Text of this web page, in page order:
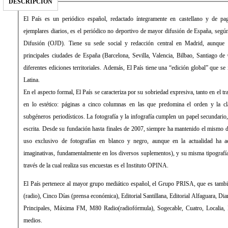
DESCRIPCIÓN
El País es un periódico español, redactado íntegramente en castellano y de
ejemplares diarios, es el periódico no deportivo de mayor difusión de España,
Difusión (OJD). Tiene su sede social y redacción central en Madrid, aunque
principales ciudades de España (Barcelona, Sevilla, Valencia, Bilbao, Santiago de
diferentes ediciones territoriales. Además, El País tiene una “edición global” que
Latina.
En el aspecto formal, El País se caracteriza por su sobriedad expresiva, tanto en el
en lo estético: páginas a cinco columnas en las que predomina el orden y la
subgéneros periodísticos. La fotografía y la infografía cumplen un papel
escrita. Desde su fundación hasta finales de 2007, siempre ha mantenido el mismo
uso exclusivo de fotografías en blanco y negro, aunque en la actualidad ha
imaginativas, fundamentalmente en los diversos suplementos), y su misma
través de la cual realiza sus encuestas es el Instituto OPINA.
El País pertenece al mayor grupo mediático español, el Grupo PRISA, que es
(radio), Cinco Días (prensa económica), Editorial Santillana, Editorial Alfaguara,
Principales, Máxima FM, M80 Radio(radiofórmula), Sogecable, Cuatro,
medios.